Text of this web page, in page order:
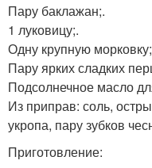
Пару баклажан;.
1 луковицу;.
Одну крупную
Пару ярких сладких
Подсолнечное масло
Из приправ: соль,
укропа, пару зубков
Приготовление: